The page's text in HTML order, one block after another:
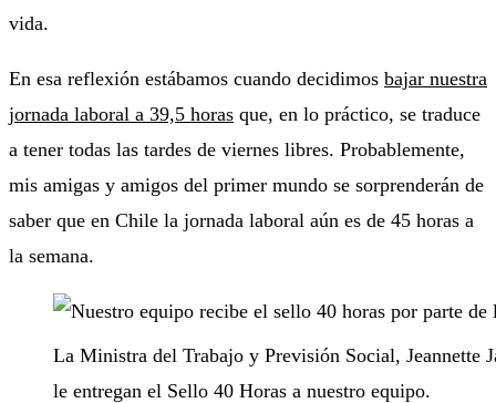
vida.
En esa reflexión estábamos cuando decidimos bajar nuestra
jornada laboral a 39,5 horas que, en lo práctico, se traduce
a tener todas las tardes de viernes libres. Probablemente,
mis amigas y amigos del primer mundo se sorprenderán de
saber que en Chile la jornada laboral aún es de 45 horas a
la semana.
La Ministra del Trabajo y Previsión Social, Jeannette
le entregan el Sello 40 Horas a nuestro equipo.